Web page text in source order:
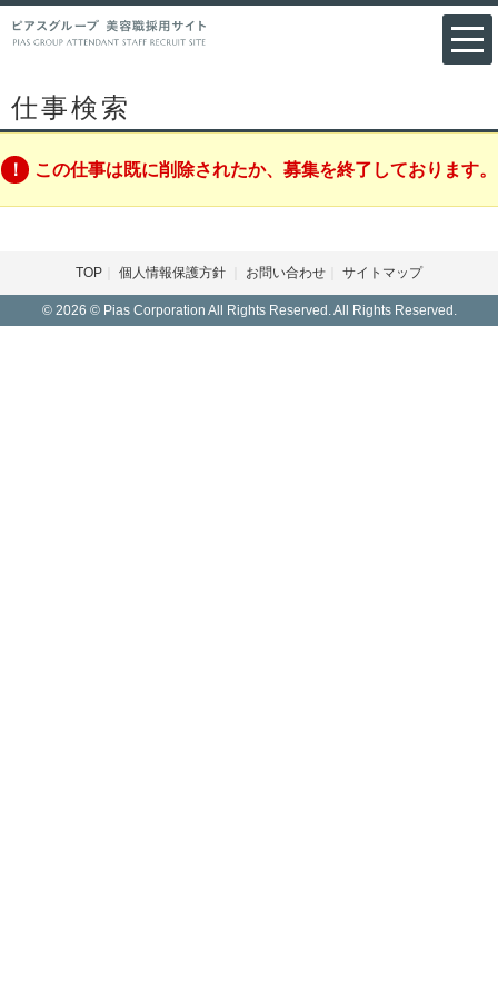
仕事検索
この仕事は既に削除されたか、募集を終了しております。
TOP 個人情報保護方針 お問い合わせ サイトマップ
© 2026 © Pias Corporation All Rights Reserved. All Rights Reserved.